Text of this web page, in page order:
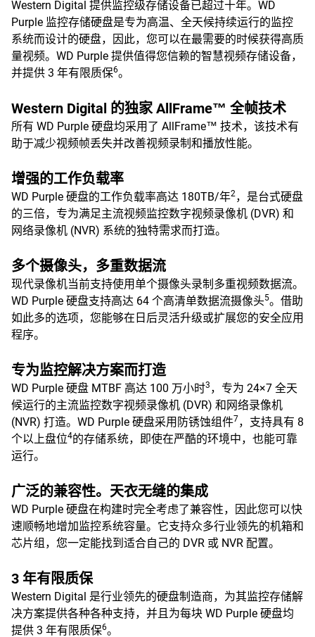
Western Digital 提供监控级存储设备已超过十年。WD
Purple 监控存储硬盘是专为高温、全天候持续运行的监控
系统而设计的硬盘，因此，您可以在最需要的时候获得高质
量视频。WD Purple 提供值得您信赖的智慧视频存储设备，
并提供 3 年有限质保6。
Western Digital 的独家 AllFrame™ 全帧技术
所有 WD Purple 硬盘均采用了 AllFrame™ 技术，该技术有
助于减少视频帧丢失并改善视频录制和播放性能。
增强的工作负载率
WD Purple 硬盘的工作负载率高达 180TB/年2，是台式硬盘
的三倍，专为满足主流视频监控数字视频录像机 (DVR) 和
网络录像机 (NVR) 系统的独特需求而打造。
多个摄像头，多重数据流
现代录像机当前支持使用单个摄像头录制多重视频数据流。
WD Purple 硬盘支持高达 64 个高清单数据流摄像头5。借助
如此多的选项，您能够在日后灵活升级或扩展您的安全应用
程序。
专为监控解决方案而打造
WD Purple 硬盘 MTBF 高达 100 万小时3 ，专为 24×7 全天
候运行的主流监控数字视频录像机 (DVR) 和网络录像机
(NVR) 打造。WD Purple 硬盘采用防锈蚀组件7，支持具有 8
个以上盘位4的存储系统，即使在严酷的环境中，也能可靠
运行。
广泛的兼容性。天衣无缝的集成
WD Purple 硬盘在构建时完全考虑了兼容性，因此您可以快
速顺畅地增加监控系统容量。它支持众多行业领先的机箱和
芯片组，您一定能找到适合自己的 DVR 或 NVR 配置。
3 年有限质保
Western Digital 是行业领先的硬盘制造商，为其监控存储解
决方案提供各种各种支持，并且为每块 WD Purple 硬盘均
提供 3 年有限质保6。